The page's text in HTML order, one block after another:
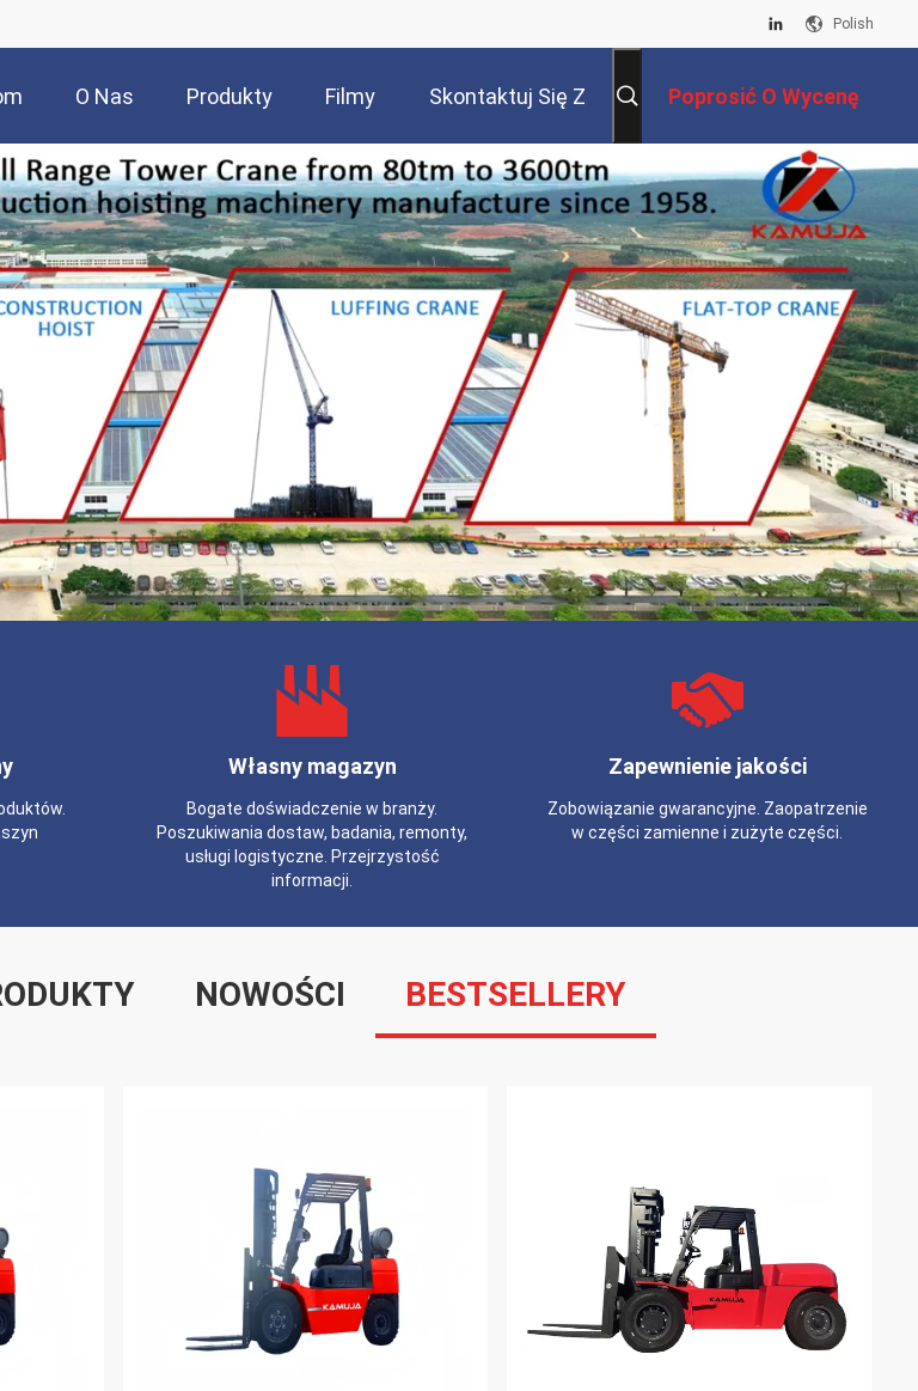
Polish
O Nas Produkty Filmy Skontaktuj Się Z
Nami
Poprosić O Wycenę
Własny magazyn
Bogate doświadczenie w branży.
Poszukiwania dostaw, badania, remonty,
usługi logistyczne. Przejrzystość
informacji.
Zapewnienie jakości
Zobowiązanie gwarancyjne. Zaopatrzenie
w części zamienne i zużyte części.
NOWOŚCI BESTSELLERY